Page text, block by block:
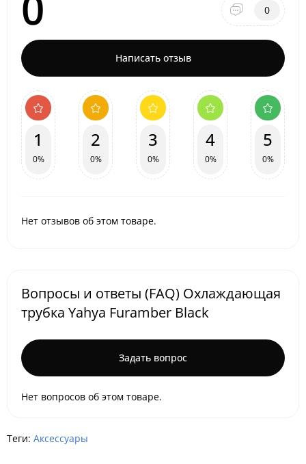
0
Написать отзыв
1
0%
2
0%
3
0%
4
0%
5
0%
Нет отзывов об этом товаре.
Вопросы и ответы (FAQ) Охлаждающая
трубка Yahya Furamber Black
Задать вопрос
Нет вопросов об этом товаре.
Теги: Аксессуары